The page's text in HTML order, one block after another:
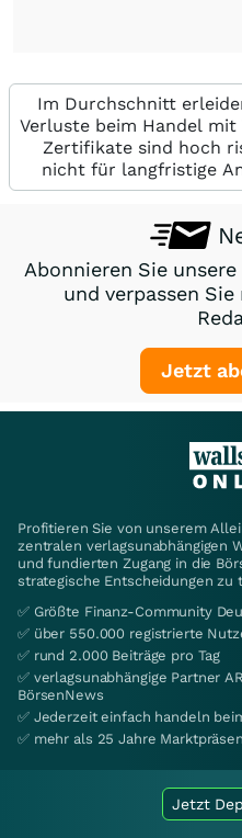
Im Durchschnitt
Verluste beim Handel
Zertifikate sind hoch
nicht für langfristige
Abonnieren Sie
und verpassen
Jetzt
Profitieren Sie von unserem
zentralen verlagsunabhängigen
und fundierten Zugang in die
strategische Entscheidungen zu
✅ Größte Finanz-Community
✅ über 550.000 registrierte
✅ rund 2.000 Beiträge pro Tag
✅ verlagsunabhängige Partner
BörsenNews
✅ Jederzeit einfach handeln
✅ mehr als 25 Jahre
Jetzt